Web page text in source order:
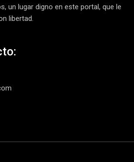
un lugar digno en este portal, que le
libertad.